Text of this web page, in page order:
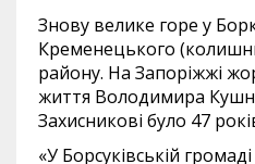
Знову велике горе у
Кременецького
району. На Запоріжжі
життя Володимира
Захисникові було 47
«У Борсуківській